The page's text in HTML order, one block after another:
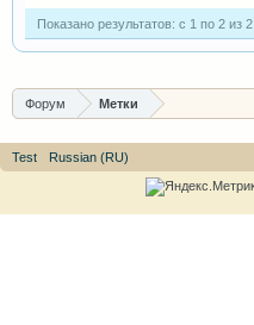
Показано результатов: с 1 по 2 из 2.
Форум Метки
Test Russian (RU)